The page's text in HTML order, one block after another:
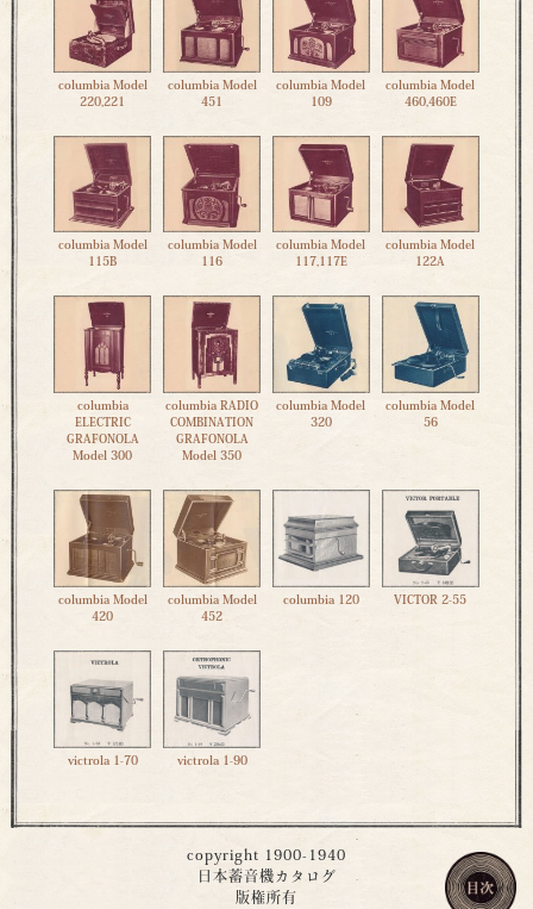
columbia Model
220,221
columbia Model
451
columbia Model
109
columbia Model
460,460E
columbia Model
115B
columbia Model
116
columbia Model
117,117E
columbia Model
122A
columbia
ELECTRIC
GRAFONOLA
Model 300
columbia RADIO
COMBINATION
GRAFONOLA
Model 350
columbia Model
320
columbia Model
56
columbia Model
420
columbia Model
452
columbia 120 VICTOR 2-55
victrola 1-70 victrola 1-90
copyright 1900-1940
日本蓄音機カタログ
版権所有